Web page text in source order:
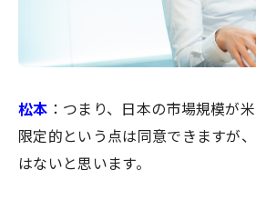
松本 ：つまり、日本の市場規模が
限定的という点は同意できますが
はないと思います。